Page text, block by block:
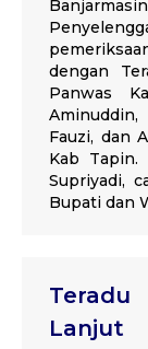
dengan
Panwas
Aminuddin,
Fauzi, dan
Kab Tapin.
Supriyadi,
Bupati dan
Lanjut